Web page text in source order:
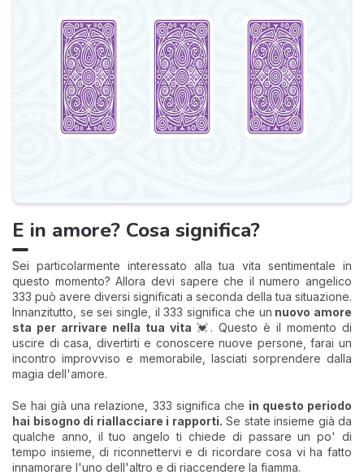
E in amore? Cosa significa?
Sei particolarmente interessato alla tua vita sentimentale in
questo momento? Allora devi sapere che il numero angelico
333 può avere diversi significati a seconda della tua situazione.
Innanzitutto, se sei single, il 333 significa che un nuovo amore
sta per arrivare nella tua vita 💓. Questo è il momento di
uscire di casa, divertirti e conoscere nuove persone, farai un
incontro improvviso e memorabile, lasciati sorprendere dalla
magia dell'amore.
Se hai già una relazione, 333 significa che in questo periodo
hai bisogno di riallacciare i rapporti. Se state insieme già da
qualche anno, il tuo angelo ti chiede di passare un po' di
tempo insieme, di riconnettervi e di ricordare cosa vi ha fatto
innamorare l'uno dell'altro e di riaccendere la fiamma.